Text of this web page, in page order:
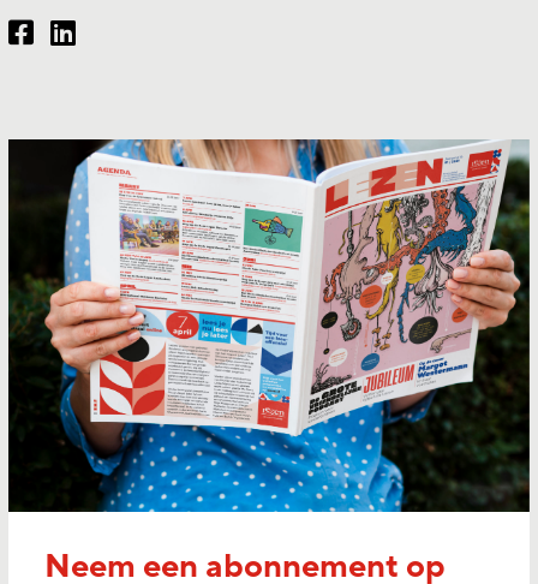
Neem een abonnement op